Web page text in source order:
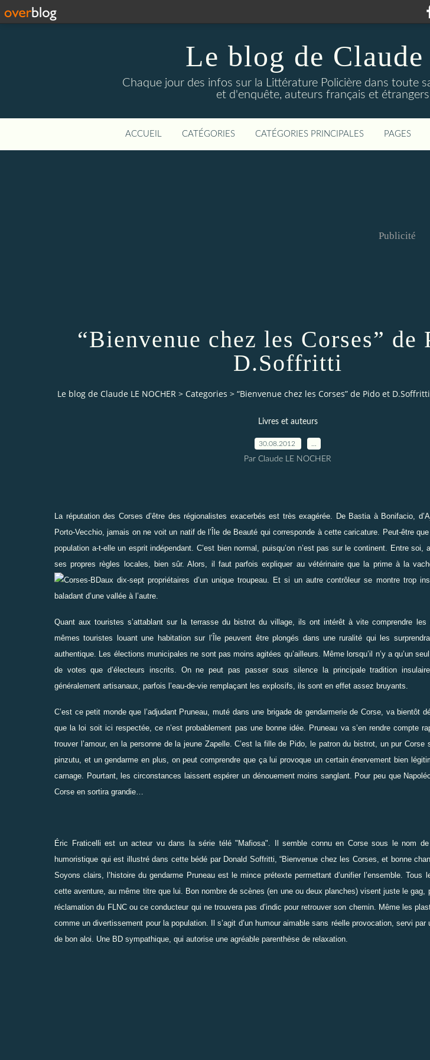
Le blog de
Chaque jour des infos sur la Littérature Policière dans toute
et d'enquête, auteurs français et
ACCUEIL CATÉGORIES CATÉGORIES PRINCIPALES PAGES
Publicité
“Bienvenue chez les Corses” de
D.Soffritti
Le blog de Claude LE NOCHER > Categories > “Bienvenue chez les Corses” de Pido et D.Soffritti
Livres et auteurs
30.08.2012
Par Claude LE NOCHER
La réputation des Corses d’être des régionalistes exacerbés est très exagérée. De Bastia à Bonifacio,
Porto-Vecchio, jamais on ne voit un natif de l’Île de Beauté qui corresponde à cette caricature. Peut-être
population a-t-elle un esprit indépendant. C’est bien normal, puisqu’on n’est pas sur le continent. Entre soi,
ses propres règles locales, bien sûr. Alors, il faut parfois expliquer au vétérinaire que la prime à la
aux dix-sept propriétaires d’un unique troupeau. Et si un autre contrôleur se montre trop
baladant d’une vallée à l’autre.
Quant aux touristes s’attablant sur la terrasse du bistrot du village, ils ont intérêt à vite comprendre les
mêmes touristes louant une habitation sur l’Île peuvent être plongés dans une ruralité qui les
authentique. Les élections municipales ne sont pas moins agitées qu’ailleurs. Même lorsqu’il n’y a qu’un
de votes que d’électeurs inscrits. On ne peut pas passer sous silence la principale tradition
généralement artisanaux, parfois l’eau-de-vie remplaçant les explosifs, ils sont en effet assez bruyants.
C’est ce petit monde que l’adjudant Pruneau, muté dans une brigade de gendarmerie de Corse, va bientôt
que la loi soit ici respectée, ce n’est probablement pas une bonne idée. Pruneau va s’en rendre compte
trouver l’amour, en la personne de la jeune Zapelle. C’est la fille de Pido, le patron du bistrot, un pur
pinzutu, et un gendarme en plus, on peut comprendre que ça lui provoque un certain énervement bien
carnage. Pourtant, les circonstances laissent espérer un dénouement moins sanglant. Pour peu que
Corse en sortira grandie…
Éric Fraticelli est un acteur vu dans la série télé "Mafiosa". Il semble connu en Corse sous le nom de
humoristique qui est illustré dans cette bédé par Donald Soffritti, “Bienvenue chez les Corses, et bonne
Soyons clairs, l’histoire du gendarme Pruneau est le mince prétexte permettant d’unifier l’ensemble. Tous
cette aventure, au même titre que lui. Bon nombre de scènes (en une ou deux planches) visent juste le gag,
réclamation du FLNC ou ce conducteur qui ne trouvera pas d’indic pour retrouver son chemin. Même les
comme un divertissement pour la population. Il s’agit d’un humour aimable sans réelle provocation, servi
de bon aloi. Une BD sympathique, qui autorise une agréable parenthèse de relaxation.